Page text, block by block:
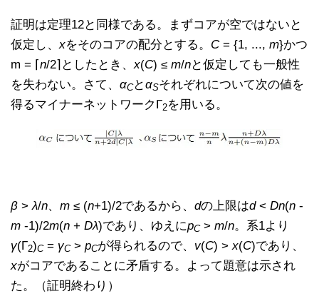
証明は定理12と同様である。まずコアが空ではないと
仮定し、 xをそのコアの配分とする。 C= {1, ..., m}かつ
m = ⌈n/2⌉としたとき、 x(C) ≤ m/nと仮定しても一般性
を失わない。さて、 αCとαSそれぞれについて次の値を
得るマイナーネットワークΓ2を用いる。
β > λ/n、 m ≤ (n+1)/2であるから、 dの上限はd< Dn(n -
m -1)/2m(n + Dλ)であり、ゆえにpC> m/n。系1より
γ(Γ2)C= γC> pCが得られるので、 v(C) > x(C)であり、
xがコアであることに矛盾する。よって題意は示され
た。（証明終わり）